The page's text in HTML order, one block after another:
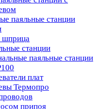
паяльные станции
шприца
станции
паяльные станции
плат
Термопро
припоя